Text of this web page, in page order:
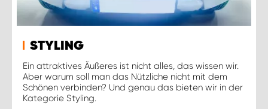
STYLING
Ein attraktives Äußeres ist nicht alles, das wissen wir.
Aber warum soll man das Nützliche nicht mit dem
Schönen verbinden? Und genau das bieten wir in der
Kategorie Styling.